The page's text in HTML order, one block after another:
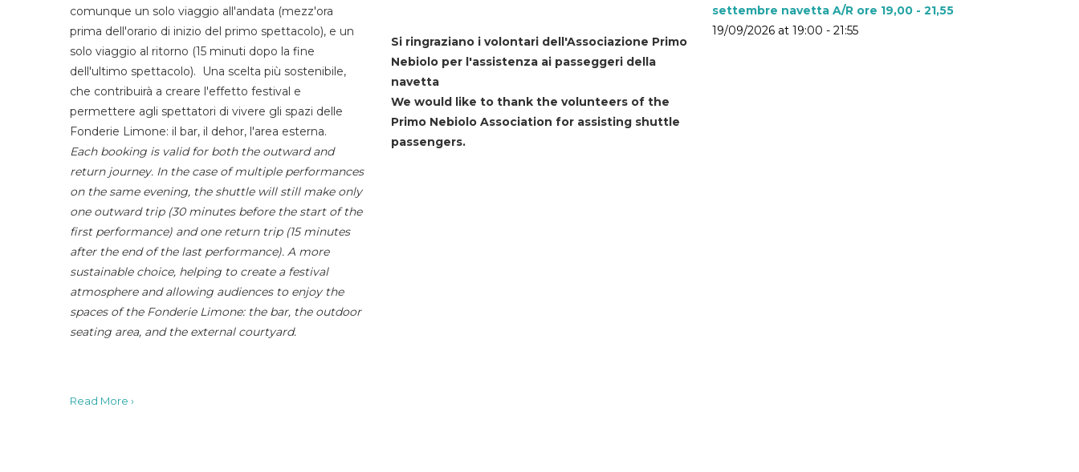
comunque un solo viaggio all'andata (mezz'ora
prima dell'orario di inizio del primo spettacolo), e un
solo viaggio al ritorno (15 minuti dopo la fine
dell'ultimo spettacolo). Una scelta più sostenibile,
che contribuirà a creare l'effetto festival e
permettere agli spettatori di vivere gli spazi delle
Fonderie Limone: il bar, il dehor, l'area esterna.
Each booking is valid for both the outward and
return journey. In the case of multiple performances
on the same evening, the shuttle will still make only
one outward trip (30 minutes before the start of the
first performance) and one return trip (15 minutes
after the end of the last performance). A more
sustainable choice, helping to create a festival
atmosphere and allowing audiences to enjoy the
spaces of the Fonderie Limone: the bar, the outdoor
seating area, and the external courtyard.
Si ringraziano i volontari dell'Associazione Primo
Nebiolo per l'assistenza ai passeggeri della
navetta
We would like to thank the volunteers of the
Primo Nebiolo Association for assisting shuttle
passengers.
settembre navetta A/R ore 19,00 - 21,55
19/09/2026 at 19:00 - 21:55
Read More ›